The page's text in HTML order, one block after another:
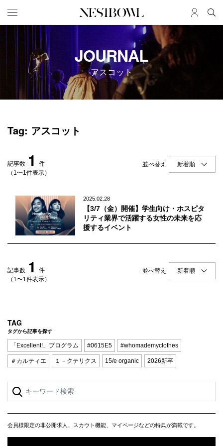
HOME
求人検索
新着求人
ブランド一覧
インタビュー
ニュース＆イベント
データ
SERVICE
初めての方へ
Q&A
企業担当の方へ
ログイン
会員登録
JOURNAL
アスコット
Tag: アスコット
記事数 1
件
（1〜1件表示）
並べ替え
2025.02.28
【3/7（金）開催】学生向け・ホスピタ
リティ業界で活躍する女性の未来を応
援するイベント
記事数 1
件
（1〜1件表示）
並べ替え
TAG
タグから記事を探す
「Excellent!」プログラム #0615E5 #whomademyclothes
＃カルティエ １－クテリクス 15/e organic 2026新卒
会員様限定の非公開求人、スカウト機能、マイページなどの特典が満載です。